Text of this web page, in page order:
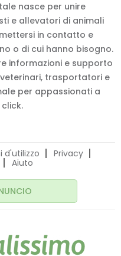
nasce per unire
e allevatori di animali
in contatto e
o di cui hanno bisogno.
informazioni e supporto
trasportatori e
per appassionati a
d'utilizzo
Privacy
Aiuto